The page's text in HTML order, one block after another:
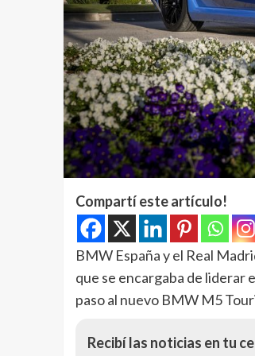
Compartí este artículo!
BMW España y el Real
que se encargaba de liderar
paso al nuevo BMW M5
Recibí las noticias en tu